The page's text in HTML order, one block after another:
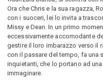
Ora che Chris e la sua ragazza,
con i suoceri, lei lo invita a
Missy e Dean. In un primo
eccessivamente accomodante
gestire il loro imbarazzo verso il
con il passare del tempo, fa una
inquietanti, che lo portano ad
immaginare.